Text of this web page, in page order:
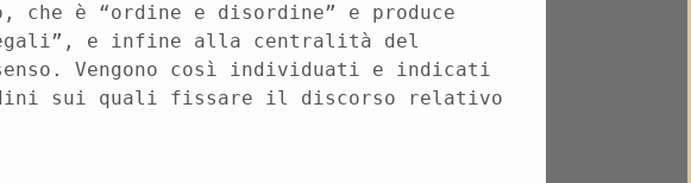
è “ordine e disordine” e produce
e infine alla centralità del
Vengono così individuati e indicati
sui quali fissare il discorso relativo